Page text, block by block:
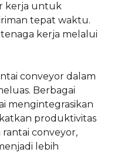
kerja untuk
tepat waktu.
kerja melalui
conveyor dalam
Berbagai
mengintegrasikan
produktivitas
conveyor,
lebih